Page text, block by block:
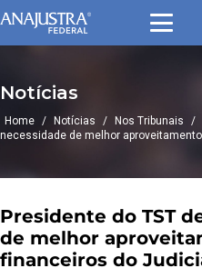
Notícias
Home / Notícias / Nos Tribunais /
necessidade de melhor
Presidente do TST
de melhor
financeiros do